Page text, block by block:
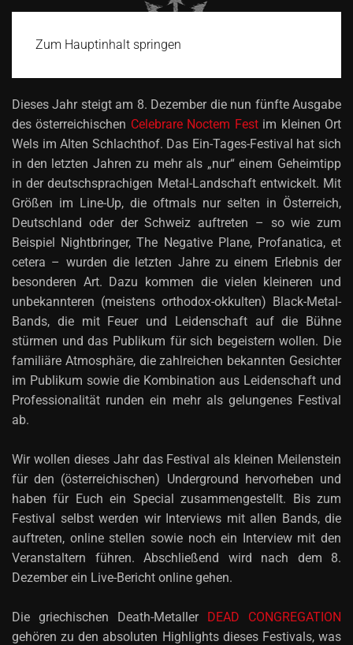
Zum Hauptinhalt springen
Dieses Jahr steigt am 8. Dezember die nun fünfte Ausgabe
des österreichischen Celebrare Noctem Festim kleinen Ort
Wels im Alten Schlachthof. Das Ein-Tages-Festival hat sich
in den letzten Jahren zu mehr als „nur“ einem Geheimtipp
in der deutschsprachigen Metal-Landschaft entwickelt. Mit
Größen im Line-Up, die oftmals nur selten in Österreich,
Deutschland oder der Schweiz auftreten – so wie zum
Beispiel Nightbringer, The Negative Plane, Profanatica, et
cetera – wurden die letzten Jahre zu einem Erlebnis der
besonderen Art. Dazu kommen die vielen kleineren und
unbekannteren (meistens orthodox-okkulten) Black-Metal-
Bands, die mit Feuer und Leidenschaft auf die Bühne
stürmen und das Publikum für sich begeistern wollen. Die
familiäre Atmosphäre, die zahlreichen bekannten Gesichter
im Publikum sowie die Kombination aus Leidenschaft und
Professionalität runden ein mehr als gelungenes Festival
ab.
Wir wollen dieses Jahr das Festival als kleinen Meilenstein
für den (österreichischen) Underground hervorheben und
haben für Euch ein Special zusammengestellt. Bis zum
Festival selbst werden wir Interviews mit allen Bands, die
auftreten, online stellen sowie noch ein Interview mit den
Veranstaltern führen. Abschließend wird nach dem 8.
Dezember ein Live-Bericht online gehen.
Die griechischen Death-Metaller DEAD CONGREGATION
gehören zu den absoluten Highlights dieses Festivals, was